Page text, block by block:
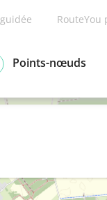
RouteYou
Points-nœuds